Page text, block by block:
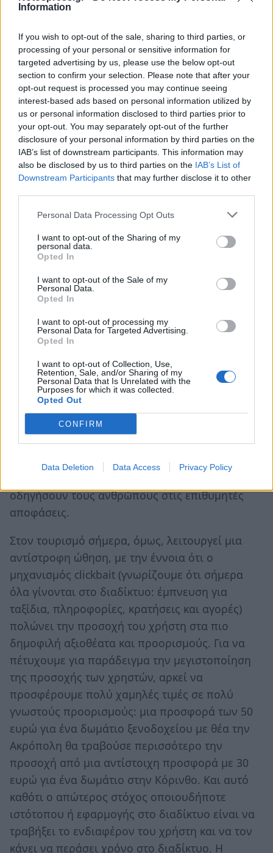
Information
If you wish to opt-out of the sale, sharing to third parties, or
processing of your personal or sensitive information for
targeted advertising by us, please use the below opt-out
section to confirm your selection. Please note that after your
opt-out request is processed you may continue seeing
interest-based ads based on personal information utilized by
us or personal information disclosed to third parties prior to
your opt-out. You may separately opt-out of the further
disclosure of your personal information by third parties on the
IAB’s list of downstream participants. This information may
also be disclosed by us to third parties on the IAB’s List of
Downstream Participants that may further disclose it to other
Personal Data Processing Opt Outs
I want to opt-out of the Sharing of my
personal data.
Opted In
I want to opt-out of the Sale of my
Personal Data.
Opted In
I want to opt-out of processing my
Personal Data for Targeted Advertising.
Opted In
I want to opt-out of Collection, Use,
Retention, Sale, and/or Sharing of my
Personal Data that Is Unrelated with the
Purposes for which it was collected.
Opted Out
CONFIRM
Data Deletion Data Access Privacy Policy
της Επιδαύρου. Δηλαδή πλέον του 90% των
χώρους superstar και ελάχιστοι επισκέπτες σε
ένα τεράστιο πλέγμα αρχαιολογικών χώρων και
μουσείων που κατανέμονται σε όλες σχεδόν της
γεωγραφικές ενότητες της χώρας μας .
Πώς μπορούμε να επιτύχουμε μια μεγαλύτερη
ισορροπία τόσο μεταξύ των διαφορετικών
προορισμών όσο και εντός αυτών, καθ' ην
στιγμήν γνωρίζουμε ότι οι τουρίστες δεν
κατανέμονται και δεν κατευθύνονται από ένα
κεντρικό σχεδιασμό. Μια λογική θα ήταν αυτή η
Thaler και Cass R. Sunstein στο βιβλίο τους
“Nudge, the Gentle Push” (2008). Μια
συναρπαστική στρατηγική που ο Ομπάμα την
είχε χρησιμοποιήσει με την κυβέρνησή του σε
Είναι μια προσέγγιση που βασίζεται στη
συμπεριφορική οικονομία και ψυχολογία που
στοχεύει να επηρεάσει τις επιλογές και τις
συμπεριφορές των ανθρώπων με λεπτό και
θετικό τρόπο, χωρίς να καταφεύγει σε
καταναγκασμό ή υποχρεωτικές διατάξεις.
Εκμεταλλεύεται την έννοια των ωθήσεων,
δηλαδή μικρές αλλαγές στην προσφορά και την
οδηγήσουν τους ανθρώπους στις επιθυμητές
αποφάσεις.
Στον τουρισμό σήμερα, όμως, λειτουργεί μια
αντίστροφη ώθηση, με την έννοια ότι ο
μηχανισμός clickbait (γνωρίζουμε ότι σήμερα
όλα γίνονται στο διαδίκτυο: έμπνευση για
ταξίδια, πληροφορίες, κρατήσεις και αγορές)
πολώνει την προσοχή του χρήστη στα πιο
δημοφιλή αξιοθέατα και προορισμούς. Για να
πέτυχουμε για παράδειγμα την μεγιστοποίηση
της προσοχής των χρηστών, αρκεί να
προσφέρουμε πολύ χαμηλές τιμές σε πολύ
γνωστούς προορισμούς: μια προσφορά των 50
ευρώ για ένα δωμάτιο ξενοδοχείου με θέα την
Ακρόπολη θα τραβούσε περισσότερο την
προσοχή από μια αντίστοιχη προσφορά με 30
ευρώ για ένα δωμάτιο στην Κόρινθο. Και αυτό
καθότι ο απώτερος στόχος οποιουδήποτε
ιστότοπου ή εφαρμογής στο διαδίκτυο είναι να
τραβήξει το ενδιαφέρον του χρήστη και να τον
κάνει να περάσει χρόνο στο διαδίκτυο. Η